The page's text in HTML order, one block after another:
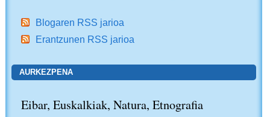
Blogaren RSS jarioa
Erantzunen RSS jarioa
AURKEZPENA
Eibar, Euskalkiak, Natura, Etnografia